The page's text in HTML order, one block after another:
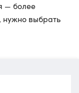
— более
нужно выбрать